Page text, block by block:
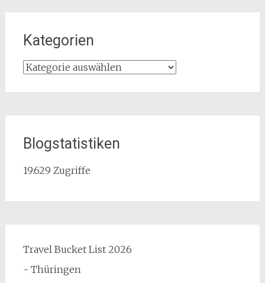
Kategorien
Kategorien
Blogstatistiken
19.629 Zugriffe
Travel Bucket List 2026
- Thüringen